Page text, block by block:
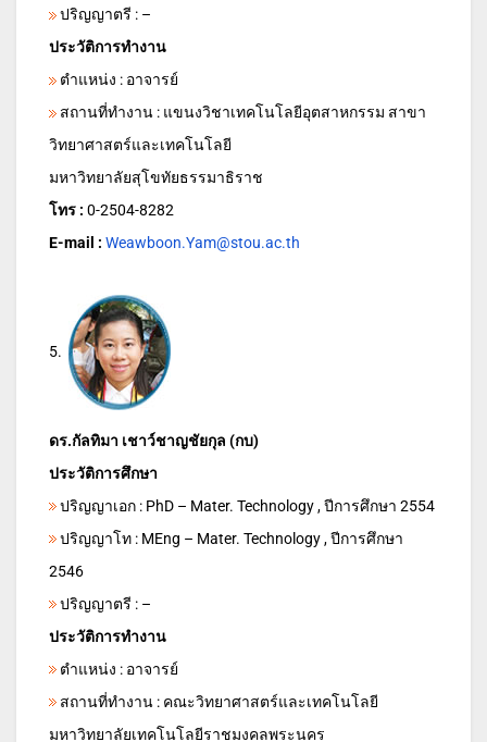
ปริญญาตรี : –
ประวัติการทำงาน
ตำแหน่ง : อาจารย์
สถานที่ทำงาน : แขนงวิชาเทคโนโลยีอุตสาหกรรม สาขา
วิทยาศาสตร์และเทคโนโลยี
มหาวิทยาลัยสุโขทัยธรรมาธิราช
โทร : 0-2504-8282
E-mail : Weawboon.Yam@stou.ac.th
5.
ดร.กัลทิมา เชาว์ชาญชัยกุล (กบ)
ประวัติการศึกษา
ปริญญาเอก : PhD – Mater. Technology , ปีการศึกษา 2554
ปริญญาโท : MEng – Mater. Technology , ปีการศึกษา
2546
ปริญญาตรี : –
ประวัติการทำงาน
ตำแหน่ง : อาจารย์
สถานที่ทำงาน : คณะวิทยาศาสตร์และเทคโนโลยี
มหาวิทยาลัยเทคโนโลยีราชมงคลพระนคร